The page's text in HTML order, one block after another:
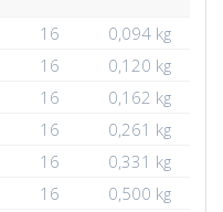
16
0,094 kg
16
0,120 kg
16
0,162 kg
16
0,261 kg
16
0,331 kg
16
0,500 kg